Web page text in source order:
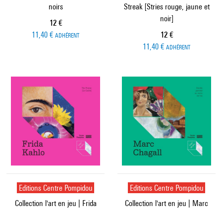
noirs
Prix ​​actuel
12 €
11,40 € ADHÉRENT
Streak [Stries rouge, jaune et
noir]
Prix ​​actuel
12 €
11,40 € ADHÉRENT
Editions Centre Pompidou
Collection l'art en jeu | Frida
Editions Centre Pompidou
Collection l'art en jeu | Marc